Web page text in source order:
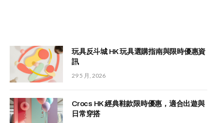
玩具反斗城 HK 玩具選購指南與限時優惠資
訊
29 5 月, 2026
Crocs HK 經典鞋款限時優惠，適合出遊與
日常穿搭